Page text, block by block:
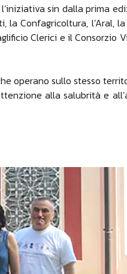
sin dalla prima
Confagricoltura, l’Aral, la
Clerici e il Consorzio
operano sullo stesso
alla salubrità e